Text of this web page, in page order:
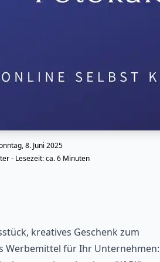
8. Juni 2025
- Lesezeit: ca.6Minuten
kreatives Geschenk zum
Werbemittel für Ihr